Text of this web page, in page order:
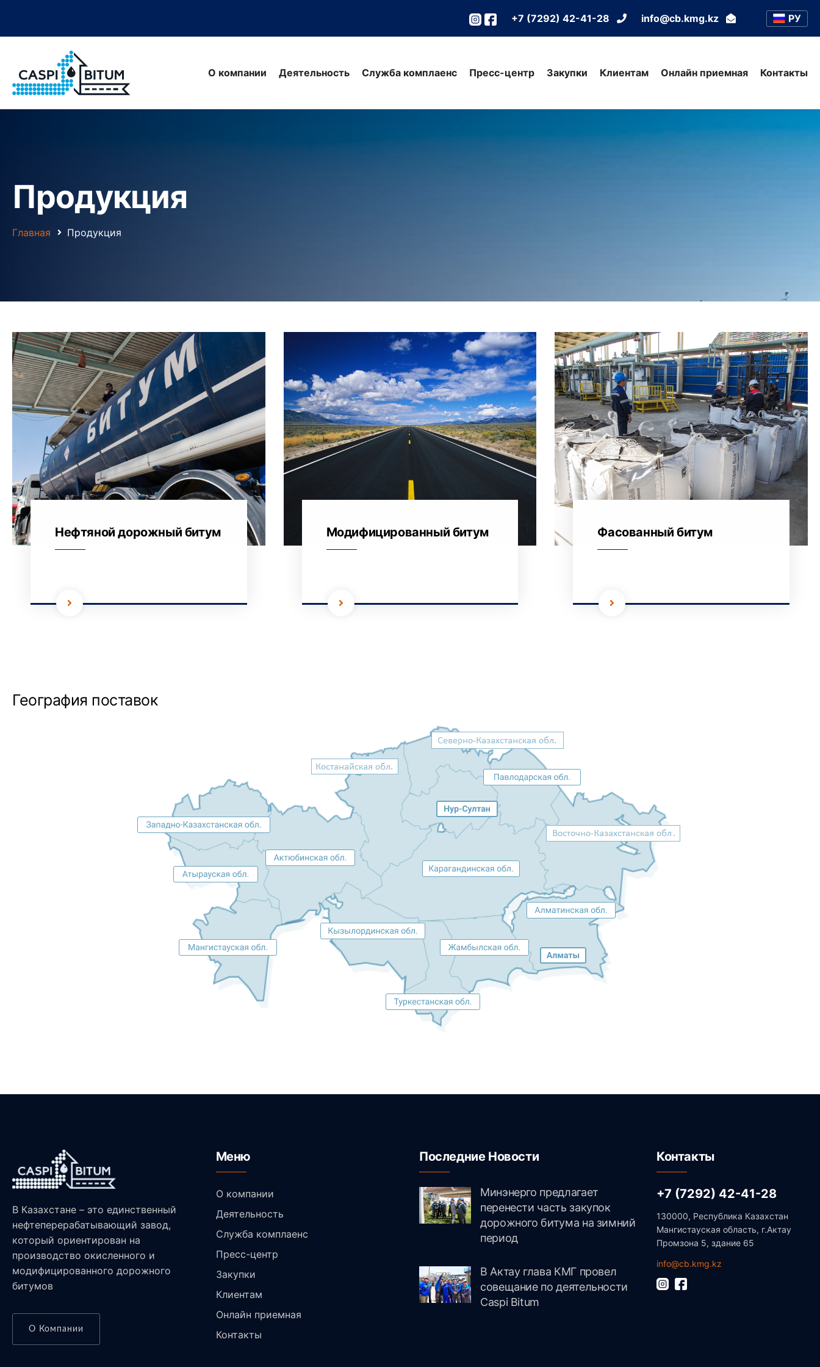
+7 (7292) 42-41-28 info@cb.kmg.kz РУ
О компании Деятельность Служба комплаенс Пресс-центр Закупки Клиентам Онлайн приемная Контакты
Продукция
Главная Продукция
Нефтяной дорожный битум Модифицированный битум Фасованный битум
География поставок
В Казахстане – это единственный
нефтеперерабатывающий завод,
который ориентирован на
производство окисленного и
модифицированного дорожного
битумов
О Компании
Меню
О компании
Деятельность
Служба комплаенс
Пресс-центр
Закупки
Клиентам
Онлайн приемная
Контакты
Последние Новости
Минэнерго предлагает
перенести часть закупок
дорожного битума на зимний
период
В Актау глава КМГ провел
совещание по деятельности
Caspi Bitum
Контакты
+7 (7292) 42-41-28
130000, Республика Казахстан
Мангистауская область, г.Актау
Промзона 5, здание 65
info@cb.kmg.kz